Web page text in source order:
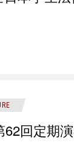
回定期